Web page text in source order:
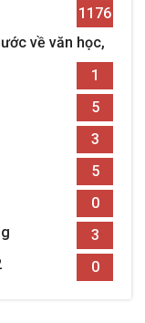
1176
về văn học,
1
5
3
5
0
3
0